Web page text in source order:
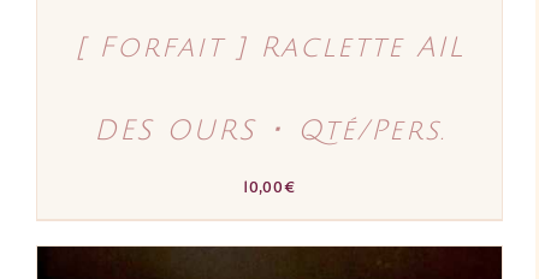
[ Forfait ] Raclette AIL
DES OURS ･ Qté/Pers.
10,00€